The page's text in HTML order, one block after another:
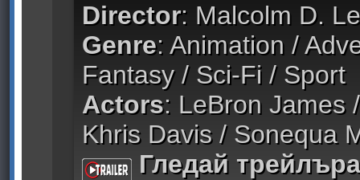
Director: Malcolm D.
Genre: Animation /
Fantasy / Sci-Fi / Sport
Actors: LeBron James
Khris Davis / Sonequa
Гледай трейлъра